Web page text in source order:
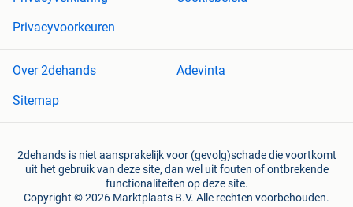
Privacyvoorkeuren
Over 2dehands
Adevinta
Sitemap
2dehands is niet aansprakelijk voor (gevolg)schade die voortkomt
uit het gebruik van deze site, dan wel uit fouten of ontbrekende
functionaliteiten op deze site.
Copyright © 2026 Marktplaats B.V. Alle rechten voorbehouden.